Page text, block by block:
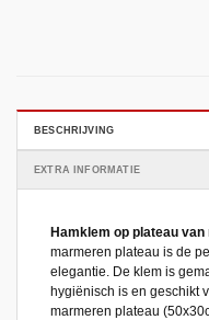
BESCHRIJVING
EXTRA INFORMATIE
Hamklem op plateau
marmeren plateau is de
elegantie. De klem is
hygiënisch is en geschikt
marmeren plateau